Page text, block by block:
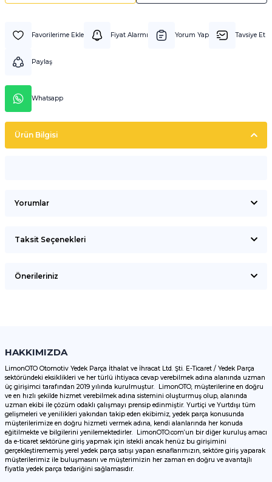
Fiyat Alarmı Yorum Yap Tavsiye Et
Paylaş
Whatsapp
Ürün Bilgisi
Yorumlar
Taksit Seçenekleri
Önerileriniz
Görüş ve önerileriniz için teşekkür ederiz.
Ürün resmi kalitesiz, bozuk veya görüntülenemiyor.
Ürün açıklamasında eksik bilgiler bulunuyor.
Ürün bilgilerinde hatalar bulunuyor.
Ürün fiyatı diğer sitelerden daha pahalı.
Bu ürüne benzer farklı alternatifler olmalı.
HAKKIMIZDA
LimonOTO Otomotiv Yedek Parça İthalat ve İhracat Ltd. Şti. E-Ticaret / Yedek Parça
sektöründeki eksiklikleri ve her türlü ihtiyaca cevap verebilmek adına alanında uzman
üç girişimci tarafından 2019 yılında kurulmuştur. LimonOTO, müşterilerine en doğru
ve en hızlı şekilde hizmet verebilmek adına sistemini oluşturmuş olup, alanında
uzman ekibi ile çözüm odaklı çalışmayı prensip edinmiştir. Yurtiçi ve Yurtdışı tüm
gelişmeleri ve yenilikleri yakından takip eden ekibimiz, yedek parça konusunda
müşterilerimize en doğru hizmeti vermek adına, kendi alanlarında her konuda
eğitilmekte ve bilgilerini yenilemektedirler. LimonOTO.com’un bir diğer kuruluş amacı
da e-ticaret sektörüne giriş yapmak için istekli ancak henüz bu girişimini
gerçekleştirememiş yerel yedek parça satışı yapan esnaflarımızın, sektöre giriş yaparak
müşterilerimiz ile buluşmasını ve müşterimizin her zaman en doğru ve avantajlı
fiyatla yedek parça tedariğini sağlamasıdır.